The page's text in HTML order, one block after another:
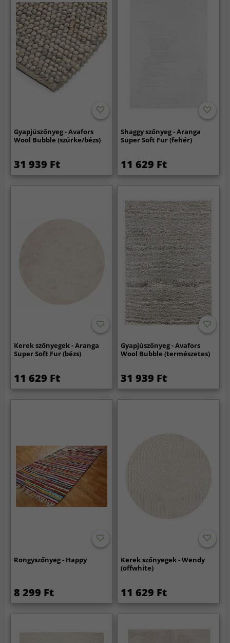
Gyapjúszőnyeg - Avafors
Wool Bubble (szürke/bézs)
31 939 Ft
Shaggy szőnyeg - Aranga
Super Soft Fur (fehér)
11 629 Ft
Kerek szőnyegek - Aranga
Super Soft Fur (bézs)
11 629 Ft
Gyapjúszőnyeg - Avafors
Wool Bubble (természetes)
31 939 Ft
Rongyszőnyeg - Happy
8 299 Ft
Kerek szőnyegek - Wendy
(offwhite)
11 629 Ft